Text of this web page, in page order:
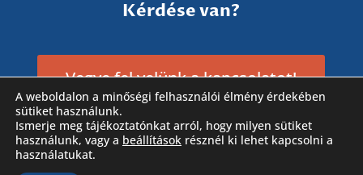
Kérdése van?
Vegye fel velünk a kapcsolatot!
A weboldalon a minőségi felhasználói élmény érdekében
sütiket használunk.
Ismerje meg tájékoztatónkat arról, hogy milyen sütiket
használunk, vagy a beállítások résznél ki lehet kapcsolni a
használatukat.